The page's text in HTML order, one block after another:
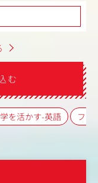
む
を活かす-英語 フレ